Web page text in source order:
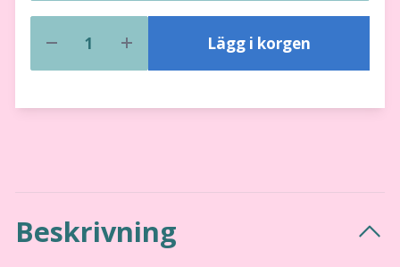
Lägg i korgen
Beskrivning